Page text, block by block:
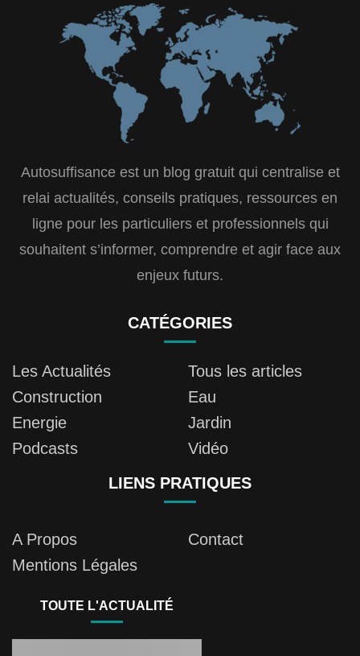
Autosuffisance est un blog gratuit qui centralise et
relai actualités, conseils pratiques, ressources en
ligne pour les particuliers et professionnels qui
souhaitent s’informer, comprendre et agir face aux
enjeux futurs.
CATÉGORIES
Les Actualités
Tous les articles
Construction
Eau
Energie
Jardin
Podcasts
Vidéo
LIENS PRATIQUES
A Propos
Contact
Mentions Légales
TOUTE L'ACTUALITÉ